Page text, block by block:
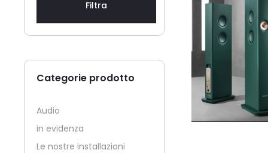
Filtra
Categorie prodotto
Audio
in evidenza
Le nostre installazioni